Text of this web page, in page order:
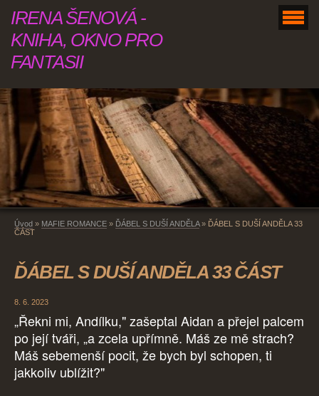
IRENA ŠENOVÁ -
KNIHA, OKNO PRO
FANTASII
Úvod » MAFIE ROMANCE » ĎÁBEL S DUŠÍ ANDĚLA» ĎÁBEL S DUŠÍ ANDĚLA 33
ČÁST
ĎÁBEL S DUŠÍ ANDĚLA 33 ČÁST
8. 6. 2023
„Řekni mi, Andílku," zašeptal Aidan a přejel palcem
po její tváři, „a zcela upřímně. Máš ze mě strach?
Máš sebemenší pocit, že bych byl schopen, ti
jakkoliv ublížit?"